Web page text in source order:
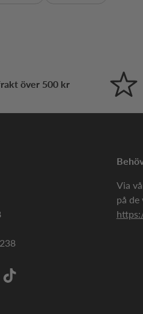
över 500 kr
TikTok
Via
på de